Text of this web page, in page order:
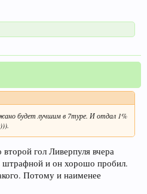
будет лучшим в 7туре. И отдал 1%
гол Ливерпуля вчера
и он хорошо пробил.
Потому и наименее